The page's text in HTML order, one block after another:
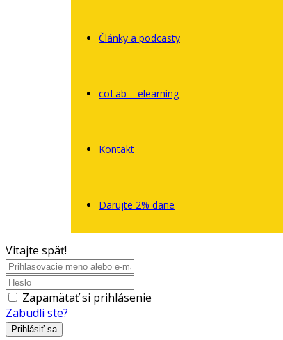
Články a podcasty
coLab – elearning
Kontakt
Darujte 2% dane
Vitajte späť!
Zapamätať si prihlásenie
Zabudli ste?
Prihlásiť sa